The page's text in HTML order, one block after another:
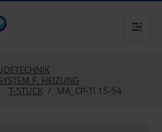
F. HEIZUNG
T-STÜCK MA_CP-TI 15-54